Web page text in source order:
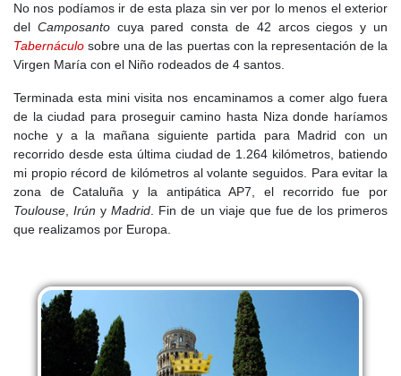
No nos podíamos ir de esta plaza sin ver por lo menos el exterior
del Camposantocuya pared consta de 42 arcos ciegos y un
Tabernáculo sobre una de las puertas con la representación de la
Virgen María con el Niño rodeados de 4 santos.
Terminada esta mini visita nos encaminamos a comer algo fuera
de la ciudad para proseguir camino hasta Niza donde haríamos
noche y a la mañana siguiente partida para Madrid con un
recorrido desde esta última ciudad de 1.264 kilómetros, batiendo
mi propio récord de kilómetros al volante seguidos. Para evitar la
zona de Cataluña y la antipática AP7, el recorrido fue por
Toulouse,Irún yMadrid. Fin de un viaje que fue de los primeros
que realizamos por Europa.